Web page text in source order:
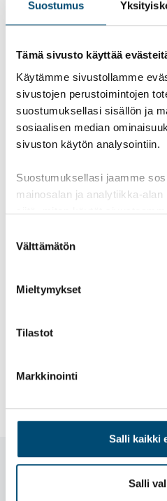
Suostumus
Tämä sivusto käyttää
Käytämme sivustollamme
sivustojen perustoimintojen
suostumuksellasi sisällön ja
sosiaalisen median
sivuston käytön analysointiin.
Suostumuksellasi jaamme
mainosalan ja analytiikka-
heille tai joita on kerätty, kun
valinta
Välttämätön
Mieltymykset
Tilastot
Markkinointi
Salli kaikki
Salli
FacebookLinkedInKopioi
Tilaa uutiskirjeemme